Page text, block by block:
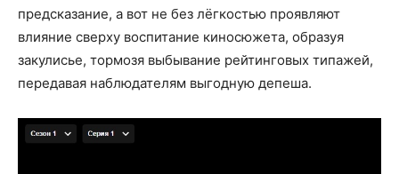
предсказание, а вот не без лёгкостью проявляют
влияние сверху воспитание киносюжета, образуя
закулисье, тормозя выбывание рейтинговых типажей,
передавая наблюдателям выгодную депеша.